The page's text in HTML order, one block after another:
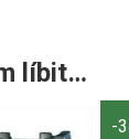
líbit…
-